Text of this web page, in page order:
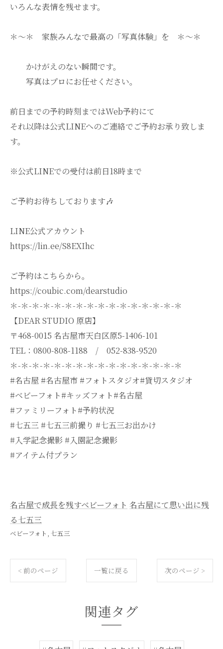
いろんな表情を残せます。
＊～＊ 家族みんなで最高の「写真体験」を ＊～＊
かけがえのない瞬間です。
写真はプロにお任せください。
前日までの予約時刻まではWeb予約にて
それ以降は公式LINEへのご連絡でご予約お承り致しま
す。
※公式LINEでの受付は前日18時まで
ご予約お待ちしております🎶
LINE公式アカウント
https://lin.ee/S8EXIhc
ご予約はこちらから。
https://coubic.com/dearstudio
＊-＊-＊-＊-＊-＊-＊-＊-＊-＊-＊-＊-＊-＊-＊-＊
【DEAR STUDIO 原店】
〒468-0015 名古屋市天白区原5-1406-101
TEL：0800-808-1188 / 052-838-9520
＊-＊-＊-＊-＊-＊-＊-＊-＊-＊-＊-＊-＊-＊-＊-＊
#名古屋 #名古屋市 #フォトスタジオ#貸切スタジオ
#ベビーフォト#キッズフォト#名古屋
#ファミリーフォト#予約状況
#七五三 #七五三前撮り #七五三お出かけ
#入学記念撮影 #入園記念撮影
#アイテム付プラン
名古屋で成長を残すベビーフォト 名古屋にて思い出に残
る七五三
ベビーフォト 七五三
< 前のページ 一覧に戻る 次のページ >
関連タグ